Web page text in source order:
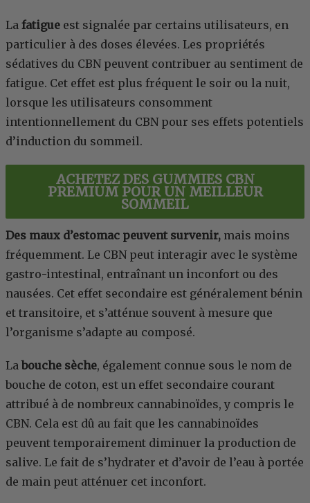
La fatigue est signalée par certains utilisateurs, en
particulier à des doses élevées. Les propriétés
sédatives du CBN peuvent contribuer au sentiment de
fatigue. Cet effet est plus fréquent le soir ou la nuit,
lorsque les utilisateurs consomment
intentionnellement du CBN pour ses effets potentiels
d’induction du sommeil.
ACHETEZ DES GUMMIES CBN
PREMIUM POUR UN MEILLEUR
SOMMEIL
Des maux d’estomac peuvent survenir, mais moins
fréquemment. Le CBN peut interagir avec le système
gastro-intestinal, entraînant un inconfort ou des
nausées. Cet effet secondaire est généralement bénin
et transitoire, et s’atténue souvent à mesure que
l’organisme s’adapte au composé.
Labouche sèche, également connue sous le nom de
bouche de coton, est un effet secondaire courant
attribué à de nombreux cannabinoïdes, y compris le
CBN. Cela est dû au fait que les cannabinoïdes
peuvent temporairement diminuer la production de
salive. Le fait de s’hydrater et d’avoir de l’eau à portée
de main peut atténuer cet inconfort.